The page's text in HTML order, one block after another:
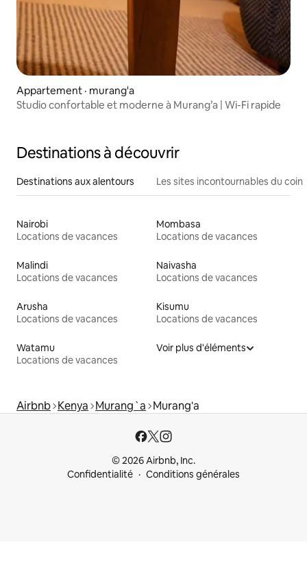
Appartement · murang'a
Studio confortable et moderne à Murang’a | Wi-Fi rapide
Destinations à découvrir
Destinations aux alentours Les sites incontournables du coin
Nairobi
Locations de vacances
Mombasa
Locations de vacances
Malindi
Locations de vacances
Naivasha
Locations de vacances
Arusha
Locations de vacances
Kisumu
Locations de vacances
Watamu
Locations de vacances
Voir plus d'éléments
Airbnb Kenya Murang`a Murang'a
© 2026 Airbnb, Inc.
Confidentialité
Conditions générales